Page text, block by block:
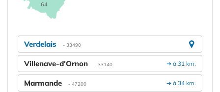
64
Verdelais - 33490
➔ à 31 km.
Villenave-d'Ornon - 33140
➔ à 34 km.
Marmande - 47200